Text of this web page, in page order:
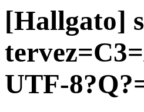
[Hallgato]
UTF-